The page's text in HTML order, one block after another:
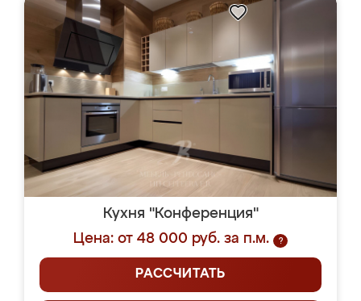
Кухня "Конференция"
Цена: от 48 000 руб. за п.м.
?
РАССЧИТАТЬ